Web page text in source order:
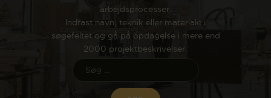
arbejdsprocesser.
Indtast navn, teknik eller materiale i
søgefeltet og gå på opdagelse i mere end
2000 projektbeskrivelser.
OM SVFK
ENGLISH